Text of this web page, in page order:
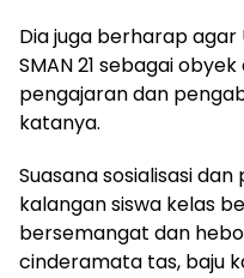
Dia juga berharap agar
SMAN 21 sebagai
pengajaran dan
katanya.
Suasana sosialisasi
kalangan siswa kelas
bersemangat dan
cinderamata tas, baju